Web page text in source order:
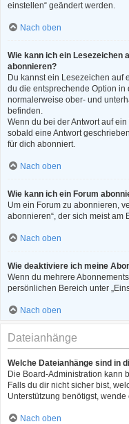
einstellen“ geändert werden.
Nach oben
Wie kann ich ein Lesezeichen
abonnieren?
Du kannst ein Lesezeichen auf
du die entsprechende Option in
normalerweise ober- und
befinden.
Wenn du bei der Antwort auf
sobald eine Antwort
für dich abonniert.
Nach oben
Wie kann ich ein Forum
Um ein Forum zu abonnieren,
abonnieren“, der sich meist am
Nach oben
Wie deaktiviere ich meine
Wenn du mehrere
persönlichen Bereich unter
Nach oben
Dateianhänge
Welche Dateianhänge sind in
Die Board-Administration kann
Falls du dir nicht sicher bist,
Unterstützung benötigst,
Nach oben